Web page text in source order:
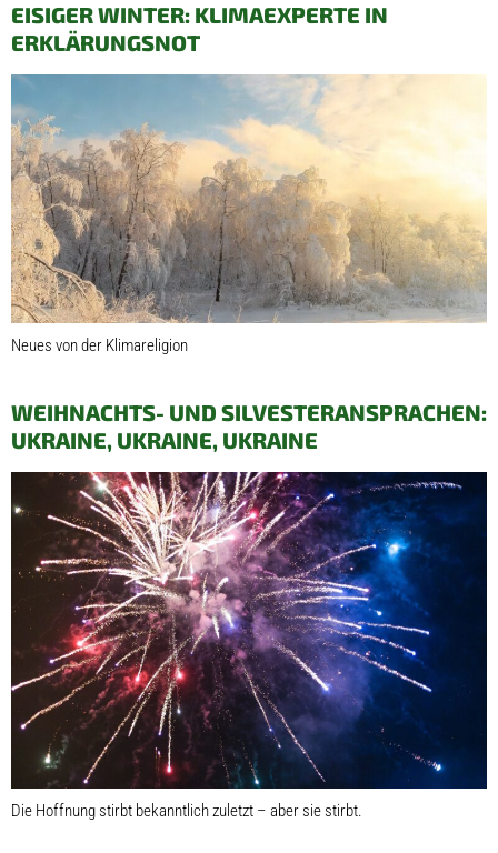
EISIGER WINTER: KLIMAEXPERTE IN
ERKLÄRUNGSNOT
Neues von der Klimareligion
WEIHNACHTS- UND SILVESTERANSPRACHEN:
UKRAINE, UKRAINE, UKRAINE
Die Hoffnung stirbt bekanntlich zuletzt – aber sie stirbt.